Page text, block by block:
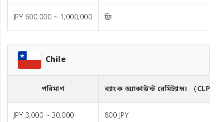
JPY 600,000 ~ 1,000,000 ফ্রি
Chile
পরিমাণ ব্যাংক অ্যাকাউন্ট রেমিট্যান্স। （CLP）
JPY 3,000 ~ 30,000 800 JPY